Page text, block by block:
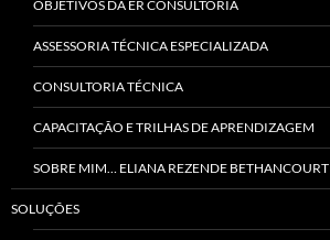
OBJETIVOS DA ER CONSULTORIA
ASSESSORIA TÉCNICA ESPECIALIZADA
CONSULTORIA TÉCNICA
CAPACITAÇÃO E TRILHAS DE APRENDIZAGEM
SOBRE MIM… ELIANA REZENDE BETHANCOURT
SOLUÇÕES